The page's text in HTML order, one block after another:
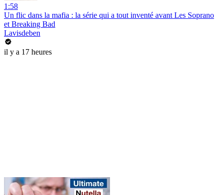
1:58
Un flic dans la mafia : la série qui a tout inventé avant Les Soprano
et Breaking Bad
Lavisdeben
il y a 17 heures